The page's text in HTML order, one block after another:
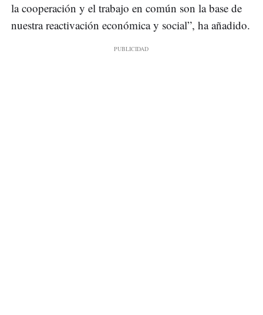
la cooperación y el trabajo en común son la base de
nuestra reactivación económica y social”, ha añadido.